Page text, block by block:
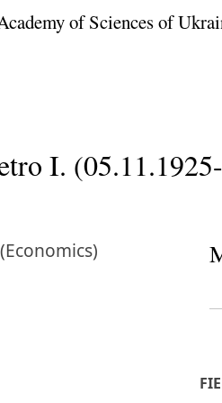
of Sciences of
I.
(Economics)